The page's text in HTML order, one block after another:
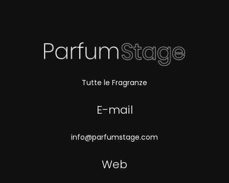
Tutte le Fragranze
E-mail
info@parfumstage.com
Web